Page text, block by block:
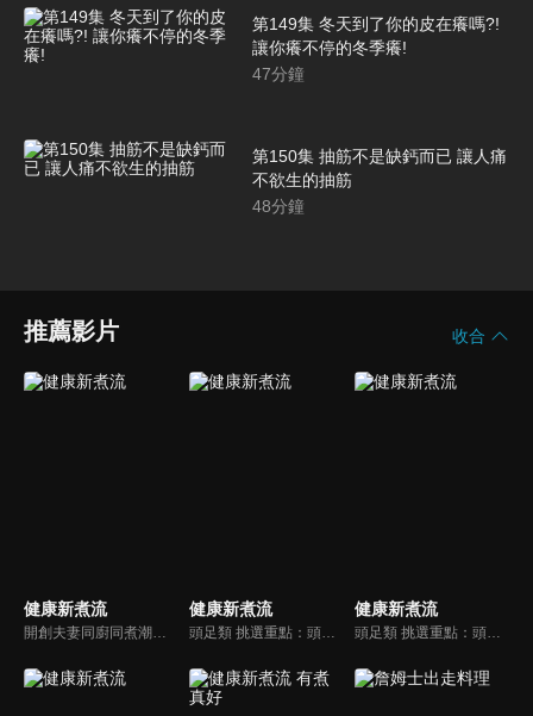
第149集 冬天到了你的皮在癢嗎?!
讓你癢不停的冬季癢!
47分鐘
第150集 抽筋不是缺鈣而已 讓人痛
不欲生的抽筋
48分鐘
推薦影片 收合
健康新煮流 健康新煮流
頭足類 挑選重點：頭足類利用清洗時去除內臟可以降低膽固醇的攝取。挑選雙眼清澈明亮，眼球稍微凸出，肉質結實有彈性為佳。身體具透明感，觸腕或是吸盤一碰到活體就會吸附住便是新鮮的。
健康新煮流
頭足類 挑選重點：頭足類利用清洗時去除內臟可以降低膽固醇的攝取。挑選雙眼清澈明亮，眼球稍微凸出，肉質結實有彈性為佳。身體具透明感，觸腕或是吸盤一碰到活體就會吸附住便是新鮮的。